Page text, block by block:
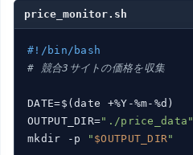
price_monitor.sh
#!/bin/bash
# 競合3サイトの価格を収集
DATE=$(date +%Y-%m-%d)
OUTPUT_DIR="./price_data"
mkdir -p
" $OUTPUT_DIR"